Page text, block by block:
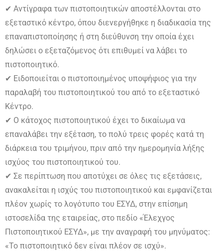
✔ Αντίγραφα των πιστοποιητικών αποστέλλονται στο
εξεταστικό κέντρο, όπου διενεργήθηκε η διαδικασία της
επαναπιστοποίησης ή στη διεύθυνση την οποία έχει
δηλώσει ο εξεταζόμενος ότι επιθυμεί να λάβει το
πιστοποιητικό.
✔ Ειδοποιείται ο πιστοποιημένος υποψήφιος για την
παραλαβή του πιστοποιητικού του από το εξεταστικό
Κέντρο.
✔ Ο κάτοχος πιστοποιητικού έχει το δικαίωμα να
επαναλάβει την εξέταση, το πολύ τρεις φορές κατά τη
διάρκεια του τριμήνου, πριν από την ημερομηνία λήξης
ισχύος του πιστοποιητικού του.
✔ Σε περίπτωση που αποτύχει σε όλες τις εξετάσεις,
ανακαλείται η ισχύς του πιστοποιητικού και εμφανίζεται
πλέον χωρίς το λογότυπο του ΕΣΥΔ, στην επίσημη
ιστοσελίδα της εταιρείας, στο πεδίο «Έλεχγος
Πιστοποιητικού ΕΣΥΔ», με την αναγραφή του μηνύματος:
«To πιστοποιητικό δεν είναι πλέον σε ισχύ».